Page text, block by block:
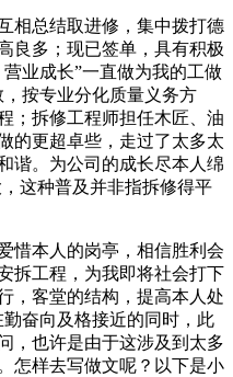
总结取进修，集中拨打德
良多；现已签单，具有积极
业成长”一直做为我的工做
按专业分化质量义务方
；拆修工程师担任木匠、油
的更超卓些，走过了太多太
谐。为公司的成长尽本人绵
这种普及并非指拆修得平
本人的岗亭，相信胜利会
拆工程，为我即将社会打下
，客堂的结构，提高本人处
奋向及格接近的同时，此
，也许是由于这涉及到太多
怎样去写做文呢？以下是小